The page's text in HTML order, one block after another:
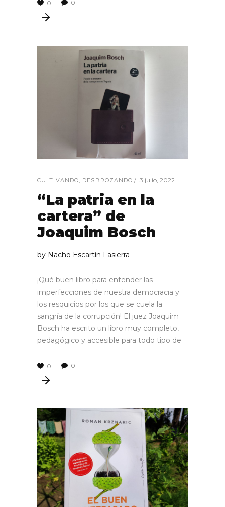
0 0
CULTIVANDO DESBROZANDO 3 julio, 2022
“La patria en la
cartera” de
Joaquim Bosch
by Nacho Escartín Lasierra
¡Qué buen libro para entender las
imperfecciones de nuestra democracia y
los resquicios por los que se cuela la
sangría de la corrupción! El juez Joaquim
Bosch ha escrito un libro muy completo,
pedagógico y accesible para todo tipo de
0 0